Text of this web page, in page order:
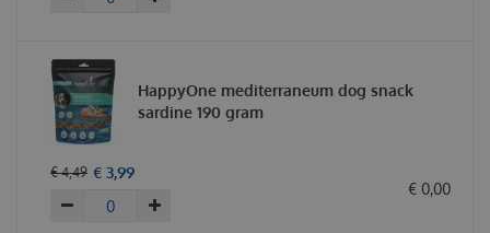
HappyOne mediterraneum dog snack
sardine 190 gram
€ 4,49 € 3,99
€ 0,00